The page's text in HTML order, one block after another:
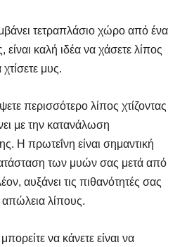
τετραπλάσιο χώρο από ένα
καλή ιδέα να χάσετε λίπος
μυς.
περισσότερο λίπος χτίζοντας
με την κατανάλωση
Η πρωτεΐνη είναι σημαντική
των μυών σας μετά από
αυξάνει τις πιθανότητές σας
απώλεια λίπους.
να κάνετε είναι να